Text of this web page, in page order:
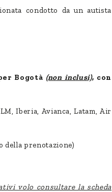
condotto da un autista
Bogotà (non inclusi), con
Iberia, Avianca, Latam, Air
della prenotazione)
volo consultare la scheda